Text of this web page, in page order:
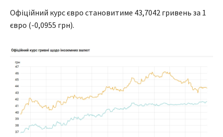
Офіційний курс євро становитиме 43,7042 гривень за 1
євро (-0,0955 грн).